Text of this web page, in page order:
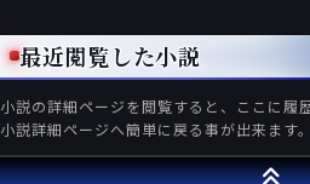
最近閲覧した小説
小説の詳細ページを閲覧すると、ここに履
小説詳細ページへ簡単に戻る事が出来ます。